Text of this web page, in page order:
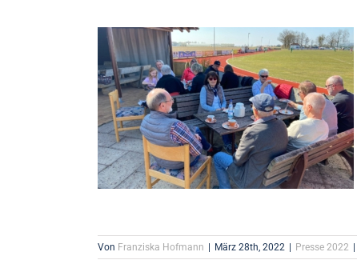
Von Franziska Hofmann März 28th, 2022 Presse 2022